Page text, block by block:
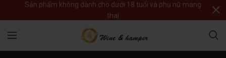
Sản phẩm không dành cho dưới 18 tuổi và phụ nữ mang
thai